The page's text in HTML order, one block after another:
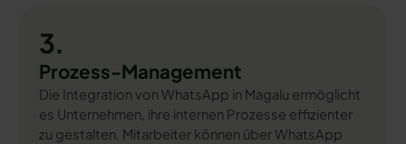
3.
Prozess-Management
Die Integration von WhatsApp in Magalu ermöglicht
es Unternehmen, ihre internen Prozesse effizienter
zu gestalten. Mitarbeiter können über WhatsApp